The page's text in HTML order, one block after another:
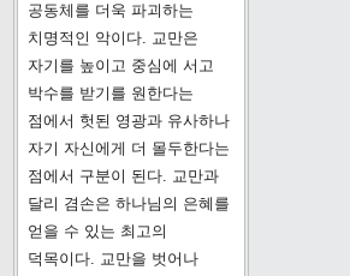
공동체를 더욱 파괴하는
치명적인 악이다. 교만은
자기를 높이고 중심에 서고
박수를 받기를 원한다는
점에서 헛된 영광과 유사하나
자기 자신에게 더 몰두한다는
점에서 구분이 된다. 교만과
달리 겸손은 하나님의 은혜를
얻을 수 있는 최고의
덕목이다. 교만을 벗어나